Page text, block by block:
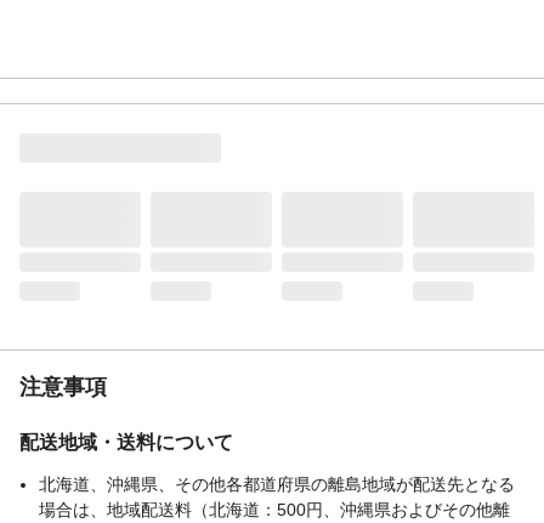
注意事項
配送地域・送料について
北海道、沖縄県、その他各都道府県の離島地域が配送先となる
場合は、地域配送料（北海道：500円、沖縄県およびその他離